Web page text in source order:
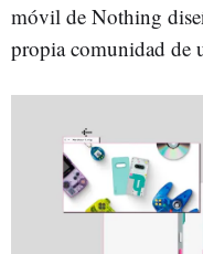
móvil de Nothing
propia comunidad de